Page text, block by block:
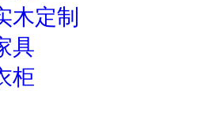
木定制
具
柜